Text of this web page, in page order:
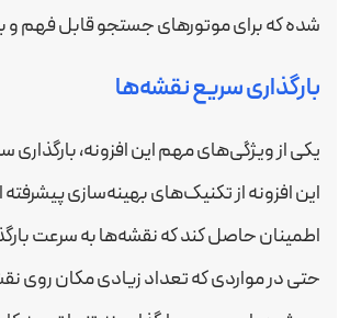
شده که برای موتورهای جستجو قابل فهم و
بارگذاری سریع نقشه‌ها
یکی از ویژگی‌های مهم این افزونه،
این افزونه از تکنیک‌های بهینه‌سازی
اطمینان حاصل کند که نقشه‌ها به سرعت
حتی در مواردی که تعداد زیادی مکان روی